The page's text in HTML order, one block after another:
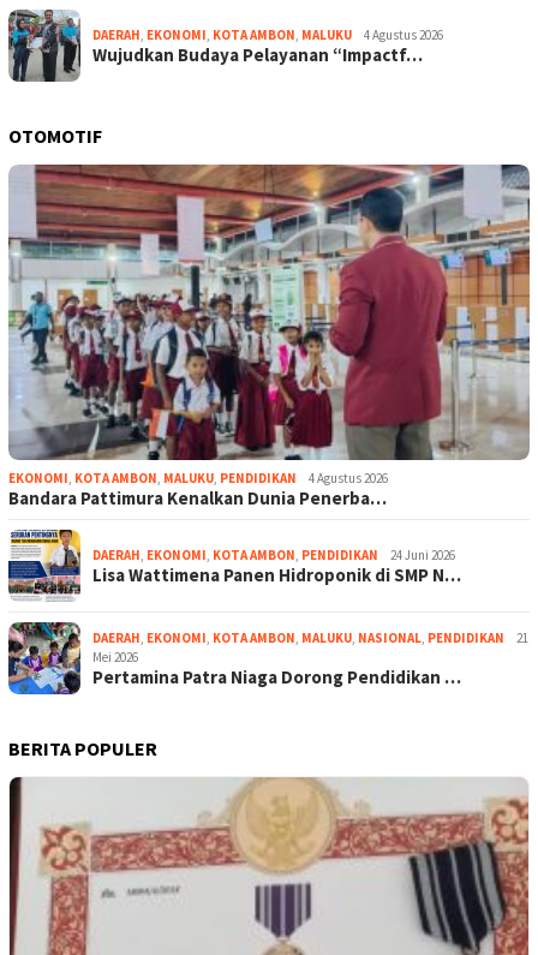
DAERAH, EKONOMI, KOTA AMBON, MALUKU 4 Agustus 2026
Wujudkan Budaya Pelayanan “Impactf…
OTOMOTIF
EKONOMI, KOTA AMBON, MALUKU, PENDIDIKAN 4 Agustus 2026
Bandara Pattimura Kenalkan Dunia Penerba…
DAERAH, EKONOMI, KOTA AMBON, PENDIDIKAN 24 Juni 2026
Lisa Wattimena Panen Hidroponik di SMP N…
DAERAH, EKONOMI, KOTA AMBON, MALUKU, NASIONAL, PENDIDIKAN
21
Mei 2026
Pertamina Patra Niaga Dorong Pendidikan …
BERITA POPULER